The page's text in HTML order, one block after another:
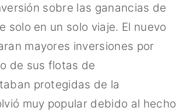
sobre las ganancias de
en un solo viaje. El nuevo
mayores inversiones por
de sus flotas de
protegidas de la
muy popular debido al hecho